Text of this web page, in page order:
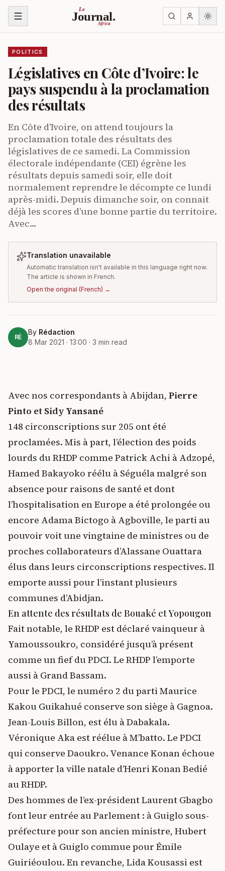
Skip to content Le
Journal.
Africa
POLITICS
Législatives en Côte d’Ivoire: le
pays suspendu à la proclamation
des résultats
En Côte d’Ivoire, on attend toujours la
proclamation totale des résultats des
législatives de ce samedi. La Commission
électorale indépendante (CEI) égrène les
résultats depuis samedi soir, elle doit
normalement reprendre le décompte ce lundi
après-midi. Depuis dimanche soir, on connait
déjà les scores d’une bonne partie du territoire.
Avec…
Translation unavailable
Automatic translation isn't available in this language right now.
The article is shown in French.
Open the original (French) →
RÉ
By Rédaction
8 Mar 2021 · 13:00 · 3 min read
Avec nos correspondants à Abijdan, Pierre
Pinto et Sidy Yansané
148 circonscriptions sur 205 ont été
proclamées. Mis à part, l’élection des poids
lourds du RHDP comme Patrick Achi à Adzopé,
Hamed Bakayoko réélu à Séguéla malgré son
absence pour raisons de santé et dont
l’hospitalisation en Europe a été prolongée ou
encore Adama Bictogo à Agboville, le parti au
pouvoir voit une vingtaine de ministres ou de
proches collaborateurs d’Alassane Ouattara
élus dans leurs circonscriptions respectives. Il
emporte aussi pour l’instant plusieurs
communes d’Abidjan.
En attente des résultats de Bouaké et Yopougon
Fait notable, le RHDP est déclaré vainqueur à
Yamoussoukro, considéré jusqu’à présent
comme un fief du PDCI. Le RHDP l’emporte
aussi à Grand Bassam.
Pour le PDCI, le numéro 2 du parti Maurice
Kakou Guikahué conserve son siège à Gagnoa.
Jean-Louis Billon, est élu à Dabakala.
Véronique Aka est réélue à M’batto. Le PDCI
qui conserve Daoukro. Venance Konan échoue
à apporter la ville natale d’Henri Konan Bedié
au RHDP.
Des hommes de l’ex-président Laurent Gbagbo
font leur entrée au Parlement : à Guiglo sous-
préfecture pour son ancien ministre, Hubert
Oulaye et à Guiglo commue pour Émile
Guiriéoulou. En revanche, Lida Kousassi est